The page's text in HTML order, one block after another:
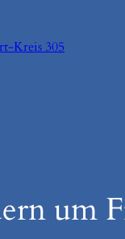
Kreis 305
um